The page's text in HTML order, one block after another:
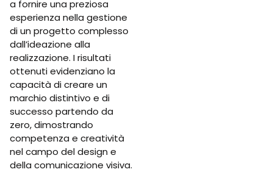
a fornire una preziosa
esperienza nella gestione
di un progetto complesso
dall’ideazione alla
realizzazione. I risultati
ottenuti evidenziano la
capacità di creare un
marchio distintivo e di
successo partendo da
zero, dimostrando
competenza e creatività
nel campo del design e
della comunicazione visiva.